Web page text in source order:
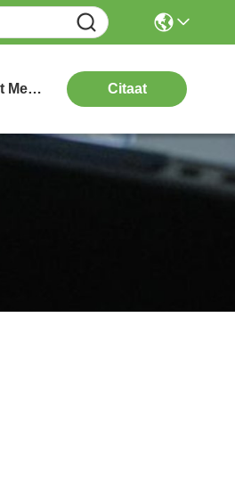
Neem Contact Met Ons Op Citaat